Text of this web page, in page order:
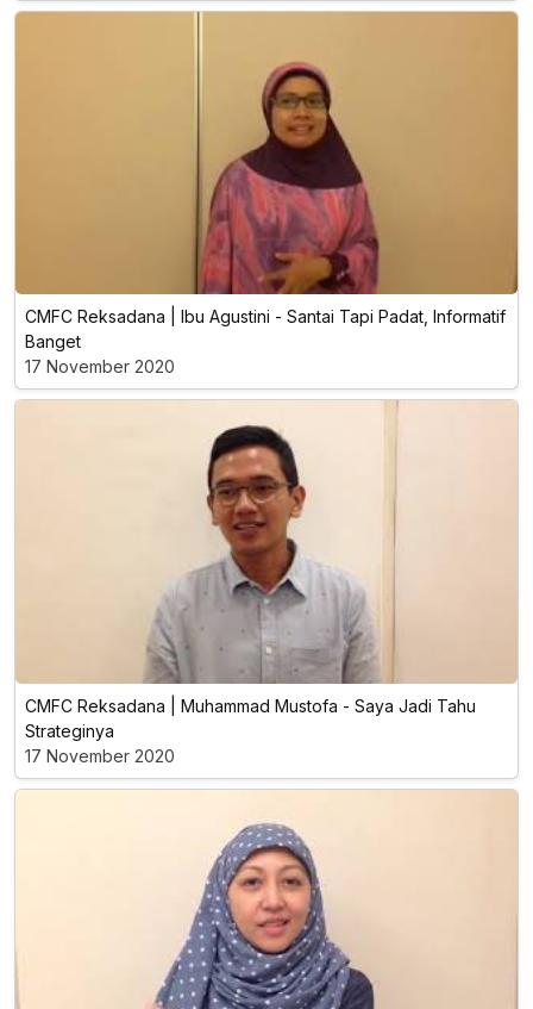
CMFC Reksadana | Ibu Agustini - Santai Tapi Padat, Informatif
Banget
17 November 2020
CMFC Reksadana | Muhammad Mustofa - Saya Jadi Tahu
Strateginya
17 November 2020